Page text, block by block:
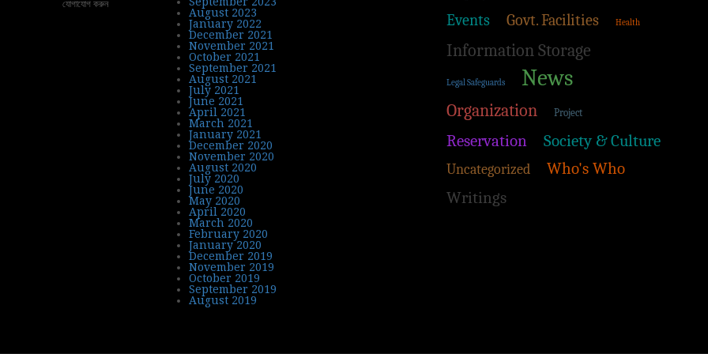
যোগাযোগ করুন
August 2023
January 2022
December 2021
November 2021
October 2021
September 2021
August 2021
July 2021
June 2021
April 2021
March 2021
January 2021
December 2020
November 2020
August 2020
July 2020
June 2020
May 2020
April 2020
March 2020
February 2020
January 2020
December 2019
November 2019
October 2019
September 2019
August 2019
Events Govt. Facilities Health
Information Storage
Legal Safeguards News
Organization Project
Reservation Society & Culture
Uncategorized
Who's Who
Writings